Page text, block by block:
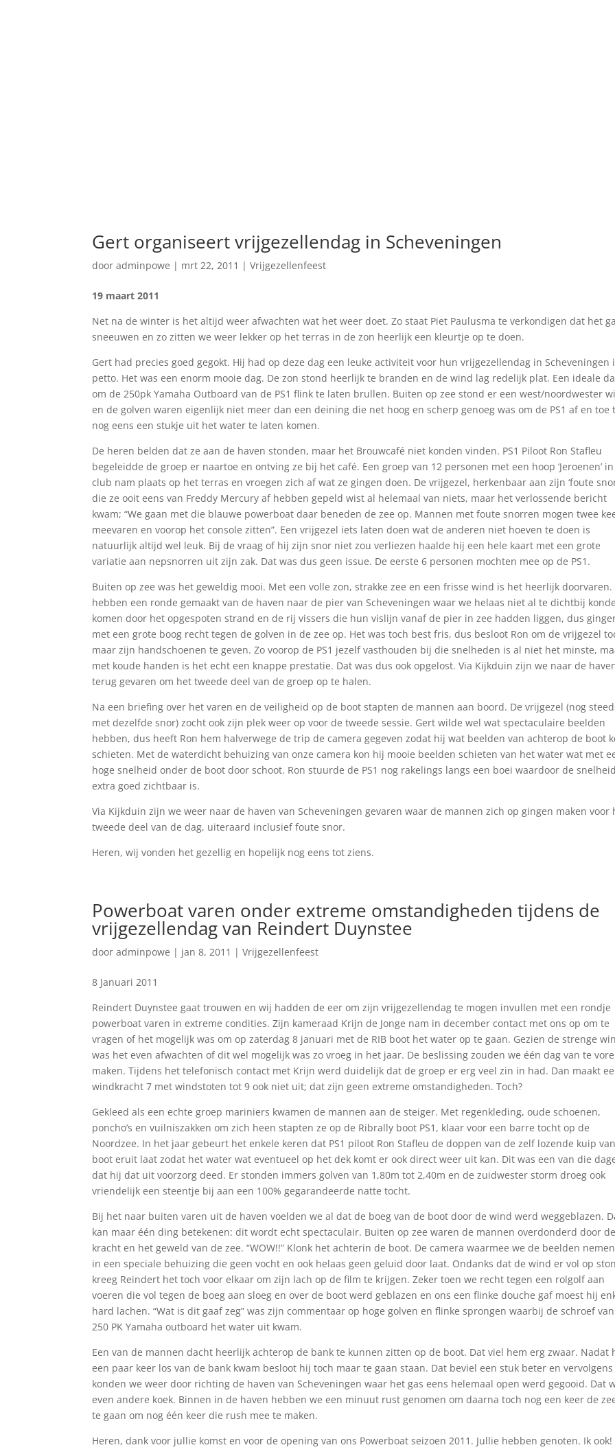
Gert organiseert vrijgezellendag in Scheveningen
dooradminpowe | mrt 22, 2011 |Vrijgezellenfeest
19 maart 2011
Net na de winter is het altijd weer afwachten wat het weer doet. Zo staat Piet Paulusma te verkondigen dat het
sneeuwen en zo zitten we weer lekker op het terras in de zon heerlijk een kleurtje op te doen.
Gert had precies goed gegokt. Hij had op deze dag een leuke activiteit voor hun vrijgezellendag in Scheveningen
petto. Het was een enorm mooie dag. De zon stond heerlijk te branden en de wind lag redelijk plat. Een ideale
om de 250pk Yamaha Outboard van de PS1 flink te laten brullen. Buiten op zee stond er een west/noordwester
en de golven waren eigenlijk niet meer dan een deining die net hoog en scherp genoeg was om de PS1 af en toe
nog eens een stukje uit het water te laten komen.
De heren belden dat ze aan de haven stonden, maar het Brouwcafé niet konden vinden. PS1 Piloot Ron Stafleu
begeleidde de groep er naartoe en ontving ze bij het café. Een groep van 12 personen met een hoop ‘Jeroenen’
club nam plaats op het terras en vroegen zich af wat ze gingen doen. De vrijgezel, herkenbaar aan zijn ‘foute
die ze ooit eens van Freddy Mercury af hebben gepeld wist al helemaal van niets, maar het verlossende bericht
kwam; “We gaan met die blauwe powerboat daar beneden de zee op. Mannen met foute snorren mogen twee
meevaren en voorop het console zitten”. Een vrijgezel iets laten doen wat de anderen niet hoeven te doen is
natuurlijk altijd wel leuk. Bij de vraag of hij zijn snor niet zou verliezen haalde hij een hele kaart met een grote
variatie aan nepsnorren uit zijn zak. Dat was dus geen issue. De eerste 6 personen mochten mee op de PS1.
Buiten op zee was het geweldig mooi. Met een volle zon, strakke zee en een frisse wind is het heerlijk doorvaren.
hebben een ronde gemaakt van de haven naar de pier van Scheveningen waar we helaas niet al te dichtbij
komen door het opgespoten strand en de rij vissers die hun vislijn vanaf de pier in zee hadden liggen, dus
met een grote boog recht tegen de golven in de zee op. Het was toch best fris, dus besloot Ron om de vrijgezel
maar zijn handschoenen te geven. Zo voorop de PS1 jezelf vasthouden bij die snelheden is al niet het minste,
met koude handen is het echt een knappe prestatie. Dat was dus ook opgelost. Via Kijkduin zijn we naar de
terug gevaren om het tweede deel van de groep op te halen.
Na een briefing over het varen en de veiligheid op de boot stapten de mannen aan boord. De vrijgezel (nog
met dezelfde snor) zocht ook zijn plek weer op voor de tweede sessie. Gert wilde wel wat spectaculaire beelden
hebben, dus heeft Ron hem halverwege de trip de camera gegeven zodat hij wat beelden van achterop de boot
schieten. Met de waterdicht behuizing van onze camera kon hij mooie beelden schieten van het water wat met
hoge snelheid onder de boot door schoot. Ron stuurde de PS1 nog rakelings langs een boei waardoor de snelheid
extra goed zichtbaar is.
Via Kijkduin zijn we weer naar de haven van Scheveningen gevaren waar de mannen zich op gingen maken voor
tweede deel van de dag, uiteraard inclusief foute snor.
Heren, wij vonden het gezellig en hopelijk nog eens tot ziens.
Powerboat varen onder extreme omstandigheden tijdens de
vrijgezellendag van Reindert Duynstee
dooradminpowe | jan 8, 2011 |Vrijgezellenfeest
8 Januari 2011
Reindert Duynstee gaat trouwen en wij hadden de eer om zijn vrijgezellendag te mogen invullen met een rondje
powerboat varen in extreme condities. Zijn kameraad Krijn de Jonge nam in december contact met ons op om te
vragen of het mogelijk was om op zaterdag 8 januari met de RIB boot het water op te gaan. Gezien de strenge
was het even afwachten of dit wel mogelijk was zo vroeg in het jaar. De beslissing zouden we één dag van te
maken. Tijdens het telefonisch contact met Krijn werd duidelijk dat de groep er erg veel zin in had. Dan maakt
windkracht 7 met windstoten tot 9 ook niet uit; dat zijn geen extreme omstandigheden. Toch?
Gekleed als een echte groep mariniers kwamen de mannen aan de steiger. Met regenkleding, oude schoenen,
poncho’s en vuilniszakken om zich heen stapten ze op de Ribrally boot PS1, klaar voor een barre tocht op de
Noordzee. In het jaar gebeurt het enkele keren dat PS1 piloot Ron Stafleu de doppen van de zelf lozende kuip
boot eruit laat zodat het water wat eventueel op het dek komt er ook direct weer uit kan. Dit was een van die
dat hij dat uit voorzorg deed. Er stonden immers golven van 1,80m tot 2,40m en de zuidwester storm droeg ook
vriendelijk een steentje bij aan een 100% gegarandeerde natte tocht.
Bij het naar buiten varen uit de haven voelden we al dat de boeg van de boot door de wind werd weggeblazen.
kan maar één ding betekenen: dit wordt echt spectaculair. Buiten op zee waren de mannen overdonderd door de
kracht en het geweld van de zee. “WOW!!” Klonk het achterin de boot. De camera waarmee we de beelden
in een speciale behuizing die geen vocht en ook helaas geen geluid door laat. Ondanks dat de wind er vol op
kreeg Reindert het toch voor elkaar om zijn lach op de film te krijgen. Zeker toen we recht tegen een rolgolf aan
voeren die vol tegen de boeg aan sloeg en over de boot werd geblazen en ons een flinke douche gaf moest hij
hard lachen. “Wat is dit gaaf zeg” was zijn commentaar op hoge golven en flinke sprongen waarbij de schroef
250 PK Yamaha outboard het water uit kwam.
Een van de mannen dacht heerlijk achterop de bank te kunnen zitten op de boot. Dat viel hem erg zwaar. Nadat
een paar keer los van de bank kwam besloot hij toch maar te gaan staan. Dat beviel een stuk beter en vervolgens
konden we weer door richting de haven van Scheveningen waar het gas eens helemaal open werd gegooid. Dat
even andere koek. Binnen in de haven hebben we een minuut rust genomen om daarna toch nog een keer de
te gaan om nog één keer die rush mee te maken.
Heren, dank voor jullie komst en voor de opening van ons Powerboat seizoen 2011. Jullie hebben genoten. Ik ook!